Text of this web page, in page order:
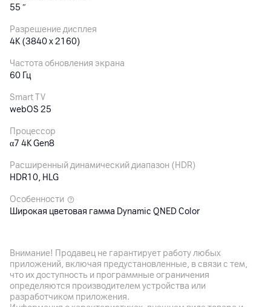
55 ″
Разрешение дисплея
4K (3840 x 2160)
Частота обновления экрана
60 Гц
Smart TV
webOS 25
Процессор
α7 4K Gen8
Расширенный динамический диапазон (HDR)
HDR10, HLG
Особенности
Широкая цветовая гамма Dynamic QNED Color
Встроенные динамики
20 Вт, акустическая система: 2.0 канал, α7 AI Sound Pro
(Виртуальный 9.1.2-апмиксинг)
Внимание! Продавец не гарантирует работу любых
приложений, включая предустановленные, в связи с тем,
что их доступность и программные ограничения
определяются производителем устройства или
разработчиком приложения.